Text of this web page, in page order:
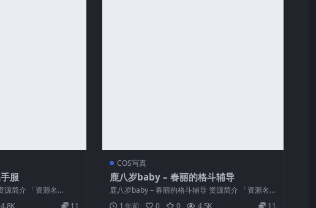
服
源简介 「资源名
4.8K 11
COS写真
鹿八岁baby – 春丽的格斗辅导
鹿八岁baby – 春丽的格斗辅导 资源简介 「资源名
称」：鹿八岁baby – ...
1 年前 0 0 4.5K 11